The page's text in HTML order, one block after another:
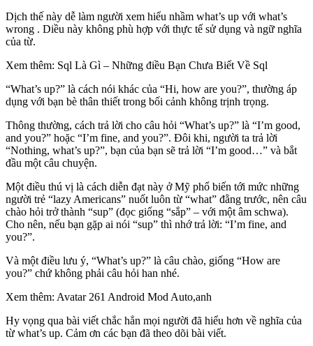
Dịch thế này dễ làm người xem hiểu nhầm what’s up với what’s
wrong . Diều này không phù hợp với thực tế sử dụng và ngữ nghĩa
của từ.
Xem thêm: Sql Là Gì – Những điều Bạn Chưa Biết Về Sql
“What’s up?” là cách nói khác của “Hi, how are you?”, thường áp
dụng với bạn bè thân thiết trong bối cảnh không trịnh trọng.
Thông thường, cách trả lời cho câu hỏi “What’s up?” là “I’m good,
and you?” hoặc “I’m fine, and you?”. Đôi khi, người ta trả lời
“Nothing, what’s up?”, bạn của bạn sẽ trả lời “I’m good…” và bắt
đầu một câu chuyện.
Một điều thú vị là cách diễn đạt này ở Mỹ phổ biến tới mức những
người trẻ “lazy Americans” nuốt luôn từ “what” đằng trước, nên câu
chào hỏi trở thành “sup” (đọc giống “sắp” – với một âm schwa).
Cho nên, nếu bạn gặp ai nói “sup” thì nhớ trả lời: “I’m fine, and
you?”.
Và một điều lưu ý, “What’s up?” là câu chào, giống “How are
you?” chứ không phải câu hỏi han nhé.
Xem thêm: Avatar 261 Android Mod Auto,anh
Hy vọng qua bài viết chắc hẳn mọi người đã hiểu hơn về nghĩa của
từ what’s up. Cảm ơn các bạn đã theo dõi bài viết.